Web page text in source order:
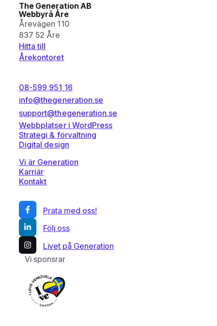
The Generation AB
Webbyrå Åre
Årevägen 110
837 52 Åre
Hitta till
Årekontoret
08-599 951 16
info@thegeneration.se
support@thegeneration.se
Webbplatser i WordPress
Strategi & förvaltning
Digital design
Vi är Generation
Karriär
Kontakt
Prata med oss!
Följ oss
Livet på Generation
Vi sponsrar